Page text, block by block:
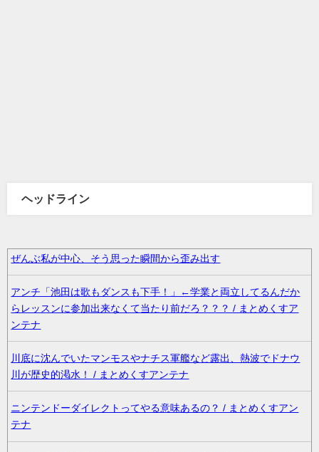
ヘッドライン
ぜんぶ私が中心、そう思った瞬間から歪み出す
アンチ「池田は歌もダンスも下手！」←学業と両立してるんだか
らレッスンに参加出来なくて当たり前だろ？？？ / まとめくすア
ンテナ
川底に沈んでいたマンモスやナチス軍艦など露出、熱波でドナウ
川が歴史的渇水！ / まとめくすアンテナ
ニンテンドーダイレクトってやる意味あるの？ / まとめくすアン
テナ